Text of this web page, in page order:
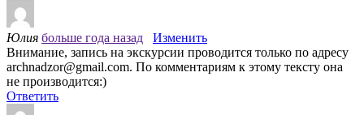
Юлия больше года назад
Изменить
Внимание, запись на экскурсии проводится только по адресу
archnadzor@gmail.com. По комментариям к этому тексту она
не производится:)
Ответить